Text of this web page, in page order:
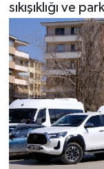
sıkışıklığı ve